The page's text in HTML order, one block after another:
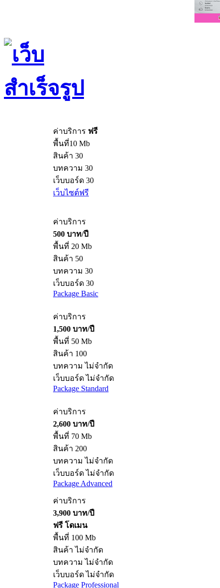
ค่าบริการ
พื้นที่10 Mb
บทความ 30
เว็บบอร์ด 30
เว็บไซต์ฟรี
ค่าบริการ
500 บาท/ปี
พื้นที่ 20 Mb
บทความ 30
เว็บบอร์ด 30
Package Basic
1,500 บาท/ปี
พื้นที่ 50 Mb
สินค้า 100
บทความ ไม่จำกัด
เว็บบอร์ด ไม่จำกัด
Package Standard
2,600 บาท/ปี
พื้นที่ 70 Mb
สินค้า 200
บทความ ไม่จำกัด
เว็บบอร์ด ไม่จำกัด
Package Advanced
3,900 บาท/ปี
ฟรี โดเมน
พื้นที่ 100 Mb
สินค้า ไม่จำกัด
บทความ ไม่จำกัด
เว็บบอร์ด ไม่จำกัด